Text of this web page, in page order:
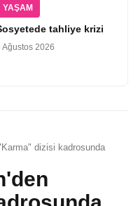
YAŞAM
tahliye krizi
Ağustos 2026
dizisi kadrosunda